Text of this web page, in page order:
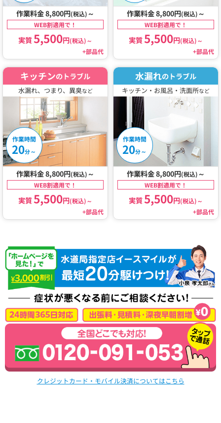
作業料金 8,800円(税込) ～
WEB割適用で！
実質5,500円(税込)～
+部品代
作業料金 8,800円(税込) ～
WEB割適用で！
実質5,500円(税込)～
+部品代
キッチンのトラブル
水漏れ、つまり、異臭など
作業時間
20分～
作業料金 8,800円(税込) ～
WEB割適用で！
実質5,500円(税込)～
+部品代
水漏れのトラブル
キッチン・お風呂・洗面所など
作業時間
20分～
作業料金 8,800円(税込) ～
WEB割適用で！
実質5,500円(税込)～
+部品代
クレジットカード・モバイル決済についてはこちら